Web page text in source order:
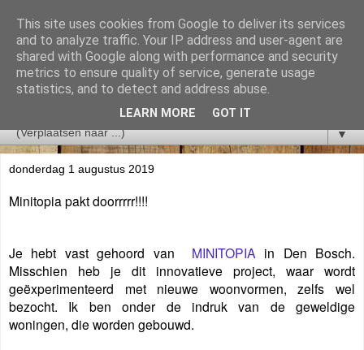
▼
donderdag 1 augustus 2019
Minitopia pakt doorrrrr!!!!
Je hebt vast gehoord van MINITOPIA in Den Bosch.
Misschien heb je dit innovatieve project, waar wordt
geëxperimenteerd met nieuwe woonvormen, zelfs wel
bezocht. Ik ben onder de indruk van de geweldige
woningen, die worden gebouwd.
This site uses cookies from Google to deliver its services
and to analyze traffic. Your IP address and user-agent are
shared with Google along with performance and security
metrics to ensure quality of service, generate usage
statistics, and to detect and address abuse.
LEARN MORE GOT IT